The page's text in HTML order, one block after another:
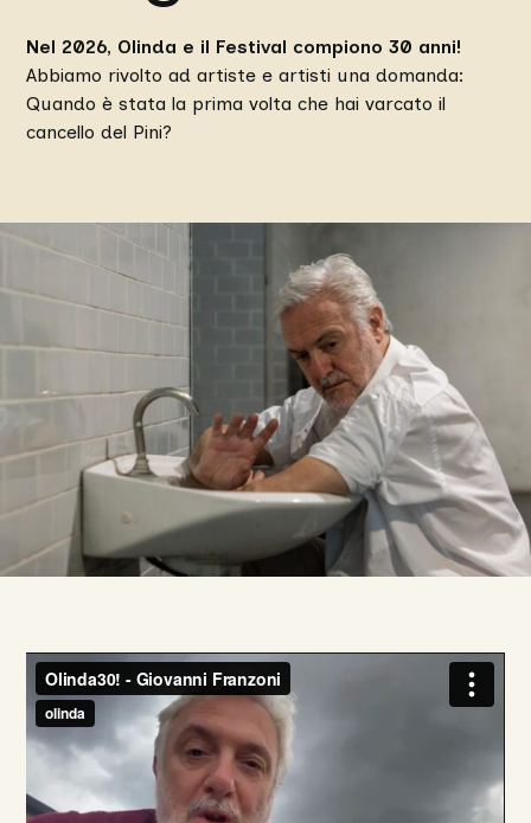
Nel 2026, Olinda e il Festival compiono 30 anni!
Abbiamo rivolto ad artiste e artisti una domanda:
Quando è stata la prima volta che hai varcato il
cancello del Pini?